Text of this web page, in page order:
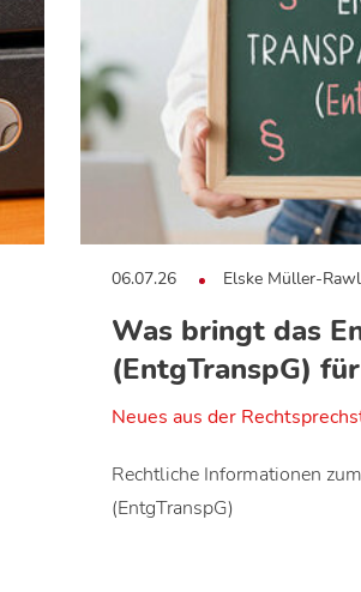
06.07.26 Elske Müller-
Was bringt das
(EntgTranspG)
Neues aus der
Rechtliche Informationen
(EntgTranspG)